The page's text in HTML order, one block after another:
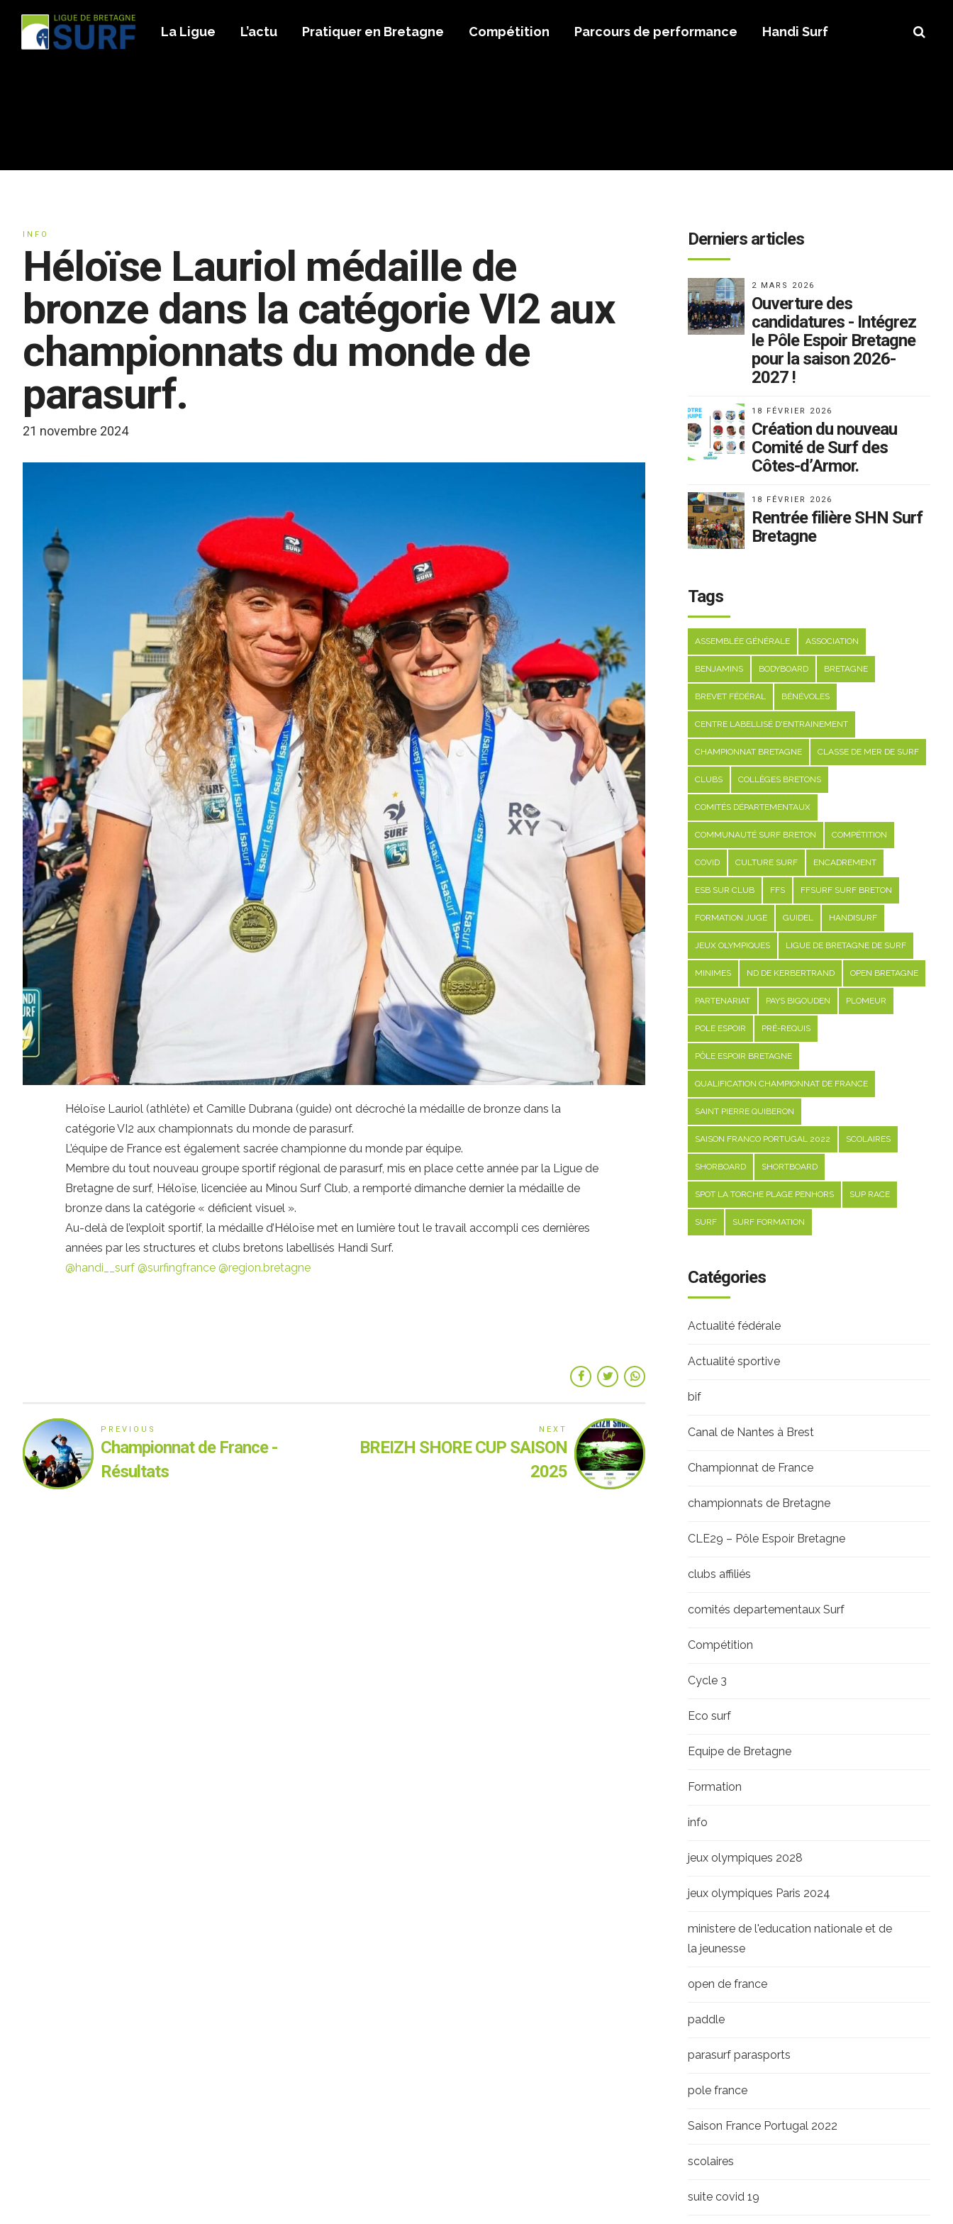
La Ligue L’actu Pratiquer en Bretagne Compétition Parcours de performance Handi Surf
INFO
Héloïse Lauriol médaille de
bronze dans la catégorie VI2 aux
championnats du monde de
parasurf.
21 novembre 2024
Héloïse Lauriol (athlète) et Camille Dubrana (guide) ont décroché la médaille de bronze dans la
catégorie VI2 aux championnats du monde de parasurf.
L’équipe de France est également sacrée championne du monde par équipe.
Membre du tout nouveau groupe sportif régional de parasurf, mis en place cette année par la Ligue de
Bretagne de surf, Héloïse, licenciée au Minou Surf Club, a remporté dimanche dernier la médaille de
bronze dans la catégorie « déficient visuel ».
Au-delà de l’exploit sportif, la médaille d’Héloïse met en lumière tout le travail accompli ces dernières
années par les structures et clubs bretons labellisés Handi Surf.
@handi__surf @surfingfrance @region.bretagne
PREVIOUS
Championnat de France -
Résultats
NEXT
BREIZH SHORE CUP SAISON
2025
Derniers articles
2 MARS 2026
Ouverture des
candidatures - Intégrez
le Pôle Espoir Bretagne
pour la saison 2026-
2027 !
18 FÉVRIER 2026
Création du nouveau
Comité de Surf des
Côtes-d’Armor.
18 FÉVRIER 2026
Rentrée filière SHN Surf
Bretagne
Tags
ASSEMBLÉE GÉNÉRALE ASSOCIATION
BENJAMINS BODYBOARD BRETAGNE
BREVET FÉDÉRAL BÉNÉVOLES
CENTRE LABELLISÉ D'ENTRAINEMENT
CHAMPIONNAT BRETAGNE CLASSE DE MER DE SURF
CLUBS COLLÈGES BRETONS
COMITÉS DÉPARTEMENTAUX
COMMUNAUTÉ SURF BRETON COMPÉTITION
COVID CULTURE SURF ENCADREMENT
ESB SUR CLUB FFS FFSURF SURF BRETON
FORMATION JUGE GUIDEL HANDISURF
JEUX OLYMPIQUES LIGUE DE BRETAGNE DE SURF
MINIMES ND DE KERBERTRAND OPEN BRETAGNE
PARTENARIAT PAYS BIGOUDEN PLOMEUR
POLE ESPOIR PRÉ-REQUIS
PÔLE ESPOIR BRETAGNE
QUALIFICATION CHAMPIONNAT DE FRANCE
SAINT PIERRE QUIBERON
SAISON FRANCO PORTUGAL 2022 SCOLAIRES
SHORBOARD SHORTBOARD
SPOT LA TORCHE PLAGE PENHORS SUP RACE
SURF SURF FORMATION
Catégories
Actualité fédérale
Actualité sportive
bif
Canal de Nantes à Brest
Championnat de France
championnats de Bretagne
CLE29 – Pôle Espoir Bretagne
clubs affiliés
comités departementaux Surf
Compétition
Cycle 3
Eco surf
Equipe de Bretagne
Formation
info
jeux olympiques 2028
jeux olympiques Paris 2024
ministere de l'education nationale et de
la jeunesse
open de france
paddle
parasurf parasports
pole france
Saison France Portugal 2022
scolaires
suite covid 19